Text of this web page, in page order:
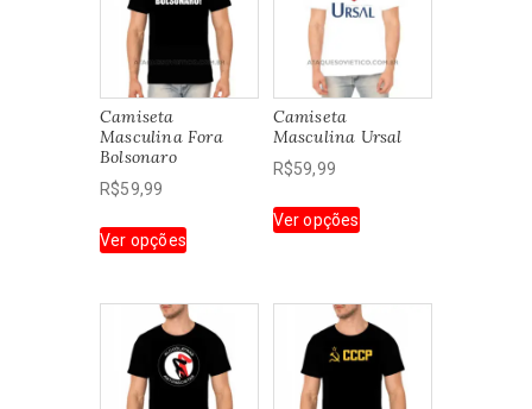
Camiseta
Masculina Fora
Bolsonaro
R$59,99
Ver opçõesproduto
várias
variantes.
As
opções
podem
Camiseta
Masculina Ursal
R$59,99
Ver opçõesproduto
variantes.
As
opções
podem